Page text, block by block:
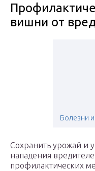
вишни от
Болезни
Сохранить урожай и
нападения
профилактических